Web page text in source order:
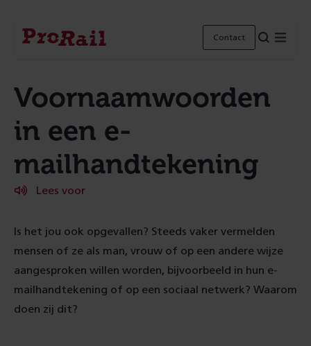
Navigatie
Homepage Contact
Voornaamwoorden
in een e-
mailhandtekening
Lees voor
Is het jou ook opgevallen? Steeds vaker vermelden
mensen of ze als man, vrouw of op een andere wijze
aangesproken willen worden, bijvoorbeeld in hun e-
mailhandtekening of op een sociaal netwerk? Waarom
doen zij dit?